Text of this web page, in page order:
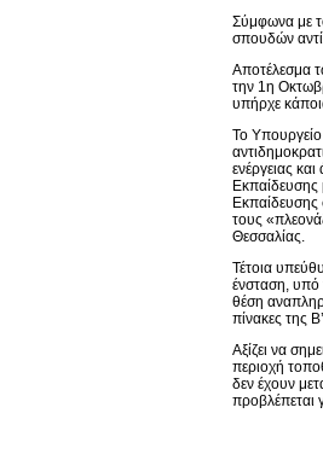
Σύμφωνα με
σπουδών αντί
Αποτέλεσμα
την 1η
υπήρχε
Το Υπουργείο
ενέργειας
Εκπαίδευσης
Εκπαίδευσης
τους
Θεσσαλίας.
Τέτοια
ένσταση, υπό
θέση
πίνακες της
Αξίζει να
περιοχή
δεν έχουν
προβλέπεται